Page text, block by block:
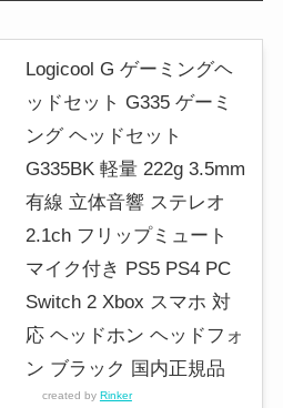
Logicool G ゲーミングヘ
ッドセット G335 ゲーミ
ング ヘッドセット
G335BK 軽量 222g 3.5mm
有線 立体音響 ステレオ
2.1ch フリップミュート
マイク付き PS5 PS4 PC
Switch 2 Xbox スマホ 対
応 ヘッドホン ヘッドフォ
ン ブラック 国内正規品
created by Rinker